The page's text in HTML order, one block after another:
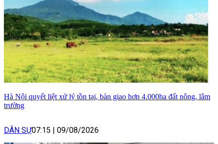
Hà Nội quyết liệt xử lý tồn tại, bàn giao hơn 4.000ha đất nông, lâm
trường
DÂN SỰ07:15 09/08/2026